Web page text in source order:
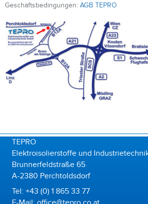
Geschäftsbedingungen: AGB TEPRO
TEPRO
Elektroisolierstoffe und
Brunnerfeldstraße 65
A-2380 Perchtoldsdorf
Tel: +43 (0) 1 865 33 77